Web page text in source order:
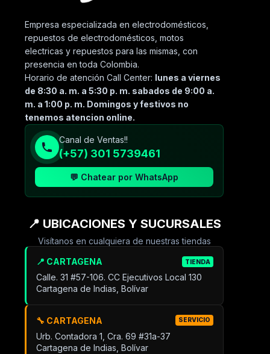
Empresa especializada en electrodomésticos,
repuestos de electrodomésticos, motos
electricas y repuestos para las mismas, con
presencia en toda Colombia.
Horario de atención Call Center: lunes a viernes
de 8:30 a. m. a 5:30 p. m. sabados de 9:00 a.
m. a 1:00 p. m. Domingos y festivos no
tenemos atencion online.
Canal de Ventas!!
(+57) 301 5739461
💬 Chatear por WhatsApp
📍 UBICACIONES Y SUCURSALES
Visítanos en cualquiera de nuestras tiendas
📍 CARTAGENA TIENDA
Calle. 31 #57-106. CC Ejecutivos Local 130
Cartagena de Indias, Bolívar
🔧 CARTAGENA SERVICIO
Urb. Contadora 1, Cra. 69 #31a-37
Cartagena de Indias, Bolívar